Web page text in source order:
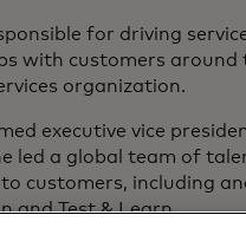
for driving
with customers
organization.
executive vice
led a global team of
customers, including
and Test & Learn.